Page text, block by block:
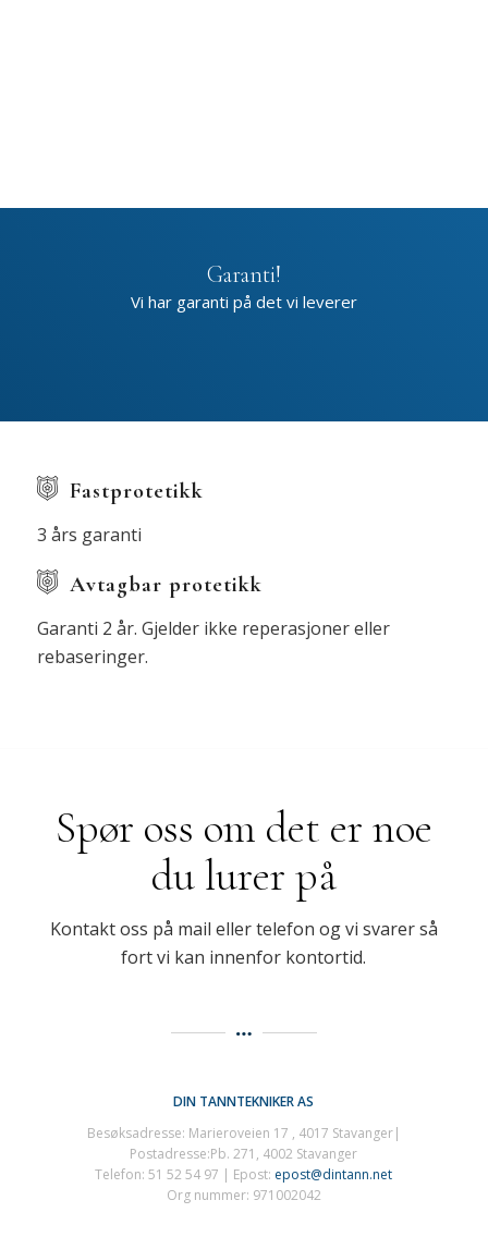
Garanti!
Vi har garanti på det vi leverer
Fastprotetikk
3 års garanti
Avtagbar protetikk
Garanti 2 år. Gjelder ikke reperasjoner eller
rebaseringer.
Spør oss om det er noe
du lurer på
Kontakt oss på mail eller telefon og vi svarer så
fort vi kan innenfor kontortid.
DIN TANNTEKNIKER AS
Besøksadresse: Marieroveien 17 , 4017 Stavanger|
Postadresse:Pb. 271, 4002 Stavanger
Telefon: 51 52 54 97 | Epost: epost@dintann.net
Org nummer: 971002042